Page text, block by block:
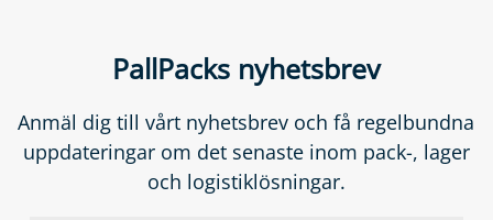
PallPacks nyhetsbrev
Anmäl dig till vårt nyhetsbrev och få regelbundna
uppdateringar om det senaste inom pack-, lager
och logistiklösningar.